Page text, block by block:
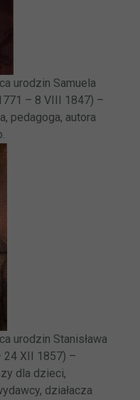
urodzin Samuela
– 8 VIII 1847) –
pedagoga, autora
urodzin Stanisława
24 XII 1857) –
dla dzieci,
działacza